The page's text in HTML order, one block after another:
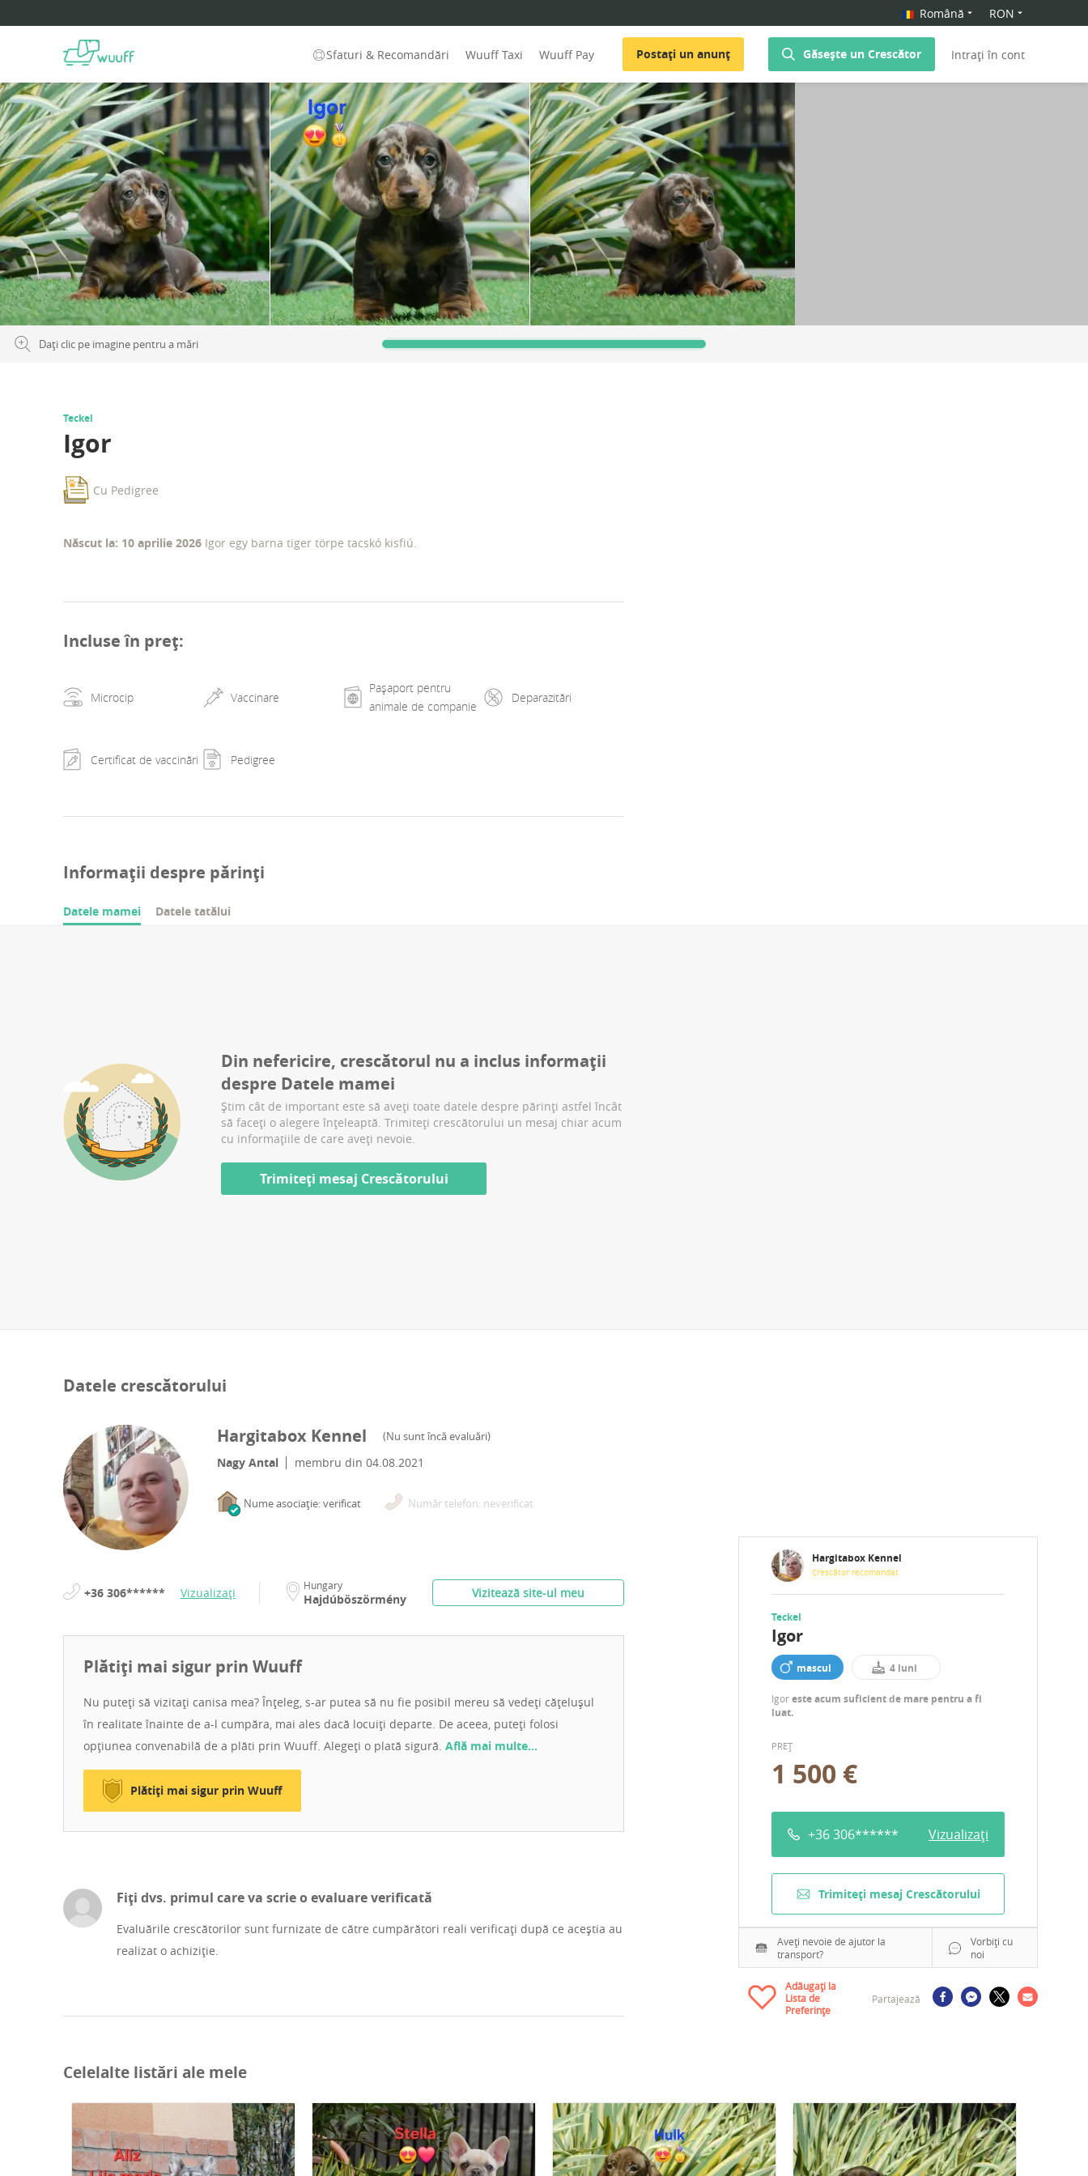
Română RON
Sfaturi & Recomandări Wuuff Taxi Wuuff Pay Postați un anunț Găsește un Crescător Intrați în cont
Dați clic pe imagine pentru a mări
Hargitabox Kennel
Crescător recomandat
Teckel
Igor
mascul 4 luni
Igoreste acum suficient de mare pentru a fi
luat.
PREȚ
1 500 €
+36 306****** Vizualizați
Trimiteți mesaj Crescătorului
Aveți nevoie de ajutor la
transport?
Vorbiți cu
noi
Adăugați la
Lista de
Preferințe
Partajează
Teckel
Igor
Cu Pedigree
Născut la: 10 aprilie 2026 Igor egy barna tiger törpe tacskó kisfiú.
Incluse în preț:
Microcip Vaccinare
Pașaport pentru
animale de companie
Deparazitări
Certificat de vaccinări Pedigree
Informații despre părinți
Datele mamei Datele tatălui
Din nefericire, crescătorul nu a inclus informații
despre Datele mamei
Știm cât de important este să aveți toate datele despre părinți astfel încât
să faceți o alegere înțeleaptă. Trimiteți crescătorului un mesaj chiar acum
cu informațiile de care aveți nevoie.
Trimiteți mesaj Crescătorului
Datele crescătorului
Hargitabox Kennel (Nu sunt încă evaluări)
Nagy Antal membru din 04.08.2021
Nume asociație: verificat Număr telefon: neverificat
+36 306****** Vizualizați Hungary
Hajdúböszörmény Vizitează site-ul meu
Plătiți mai sigur prin Wuuff
Nu puteți să vizitați canisa mea? Înțeleg, s-ar putea să nu fie posibil mereu să vedeți cățelușul
în realitate înainte de a-l cumpăra, mai ales dacă locuiți departe. De aceea, puteți folosi
opțiunea convenabilă de a plăti prin Wuuff. Alegeți o plată sigură. Află mai multe…
Plătiți mai sigur prin Wuuff
Fiți dvs. primul care va scrie o evaluare verificată
Evaluările crescătorilor sunt furnizate de către cumpărători reali verificați după ce aceștia au
realizat o achiziție.
Celelalte listări ale mele